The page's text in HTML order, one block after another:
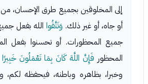
إلى المخلوقين بجميع طرق الإحسان، من
أو جاه، أو غير ذلك. وَتَتَّقُوا الله بفعل
جميع المحظورات. أو تحسنوا بفعل
المحظور فَإِنَّ اللَّهَ كَانَ بِمَا تَعْمَلُونَ خَبِيرًا
وخبرا، بظاهره وباطنه، فيحفظه لكم،